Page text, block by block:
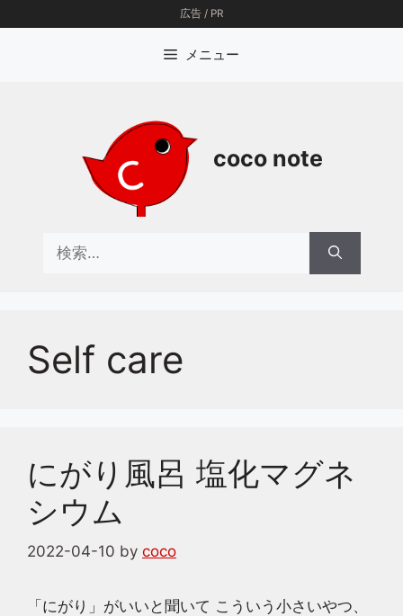
ン
広告 / PR
メニュー
coco note
索:
Self care
にがり風呂 塩化マグネ
シウム
2022-04-10 by coco
「にがり」がいいと聞いて こういう小さいやつ、